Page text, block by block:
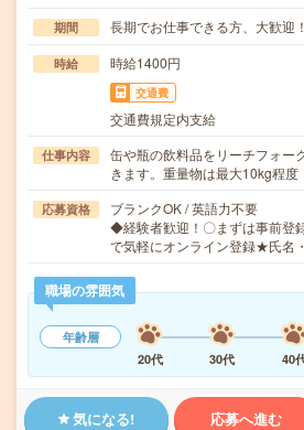
期間 長期でお仕事できる方、大歓迎！
時給 時給1400円
交通費
交通費規定内支給
仕事内容
缶や瓶の飲料品をリーチフォー
きます。重量物は最大10kg程
応募資格
ブランクOK / 英語力不要
◆経験者歓迎！〇まずは事前登
で気軽にオンライン登録★氏名
職場の雰囲気
年齢層
20代
30代 40
気になる! 応募へ進む